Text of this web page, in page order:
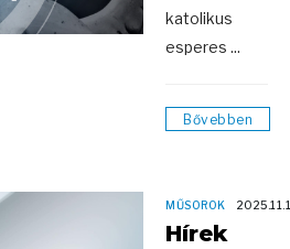
katolikus
esperes ...
Bővebben
MŰSOROK
Hírek